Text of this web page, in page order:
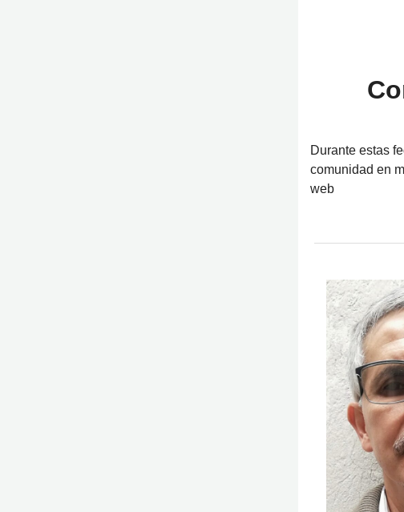
Durante estas
comunidad en
web